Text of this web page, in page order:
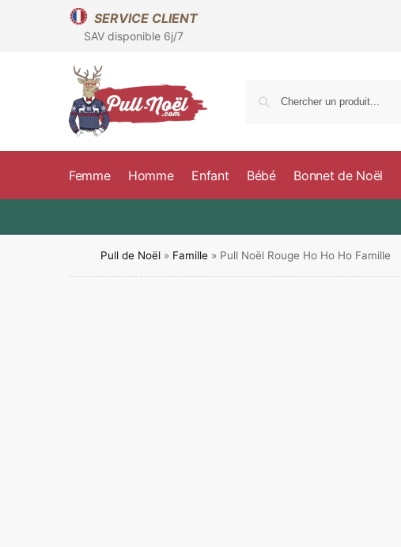
SERVICE CLIENT
SAV disponible 6j/7
Femme Homme Enfant Bébé Bonnet de Noël
Pull de Noël » Famille » Pull Noël Rouge Ho Ho Ho Famille